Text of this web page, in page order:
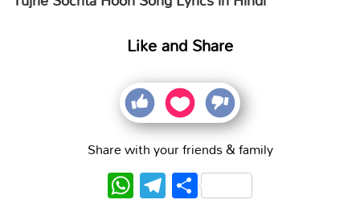
Like and Share
Share with your friends & family
WhatsApp
Telegram
Share